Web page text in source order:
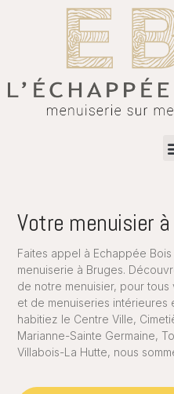
Votre menuisier
Faites appel à Echappée
menuiserie à Bruges.
de notre menuisier, pour tous
et de menuiseries intérieures
habitiez le Centre Ville,
Marianne-Sainte Germaine,
Villabois-La Hutte, nous